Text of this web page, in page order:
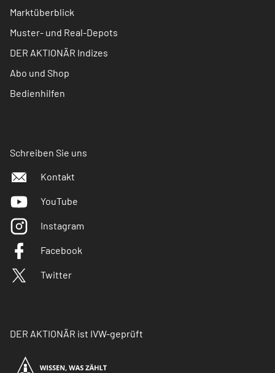
Marktüberblick
Muster- und Real-Depots
DER AKTIONÄR Indizes
Abo und Shop
Bedienhilfen
Schreiben Sie uns
Kontakt
YouTube
Instagram
Facebook
Twitter
DER AKTIONÄR ist IVW-geprüft